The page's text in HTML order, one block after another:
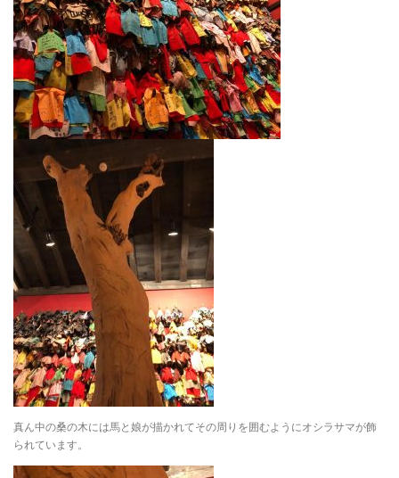
真ん中の桑の木には馬と娘が描かれてその周りを囲むようにオシラサマが飾
られています。